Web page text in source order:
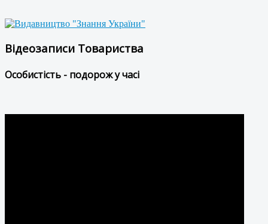
Відеозаписи Товариства
Особистість - подорож у часі